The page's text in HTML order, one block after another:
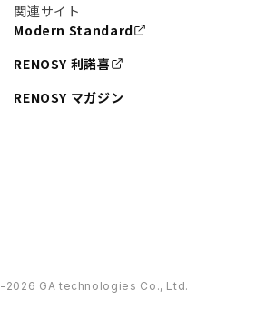
関連サイト
Modern Standard
RENOSY 利諾喜
RENOSY マガジン
2026 GA technologies Co., Ltd.